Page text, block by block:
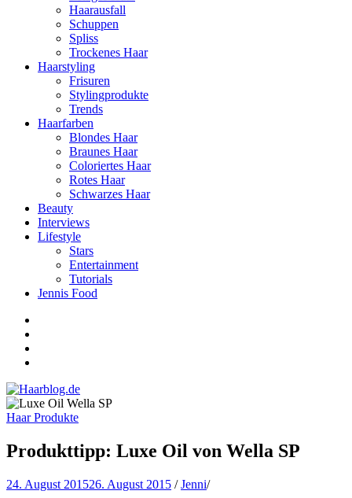
Haarausfall
Schuppen
Spliss
Trockenes Haar
Haarstyling
Frisuren
Stylingprodukte
Trends
Haarfarben
Blondes Haar
Braunes Haar
Coloriertes Haar
Rotes Haar
Schwarzes Haar
Beauty
Interviews
Lifestyle
Stars
Entertainment
Tutorials
Jennis Food
Haarblog.de
Haarpflege | Haarstyling | Beauty | Entertainment
Haar Produkte
Produkttipp: Luxe Oil von Wella SP
24. August 201526. August 2015 /Jenni/